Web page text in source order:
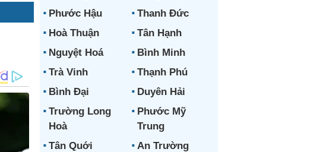
Phước Hậu
Thanh Đức
Hoà Thuận
Tân Hạnh
Nguyệt Hoá
Bình Minh
Trà Vinh
Thạnh Phú
Bình Đại
Duyên Hải
Trường Long
Hoà
Phước Mỹ
Trung
Tân Quới
An Trường